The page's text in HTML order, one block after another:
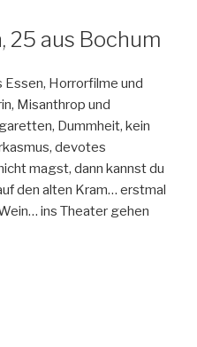
25 aus Bochum
Horrorfilme und
Misanthrop und
Dummheit, kein
devotes
magst, dann kannst du
den alten Kram… erstmal
ins Theater gehen